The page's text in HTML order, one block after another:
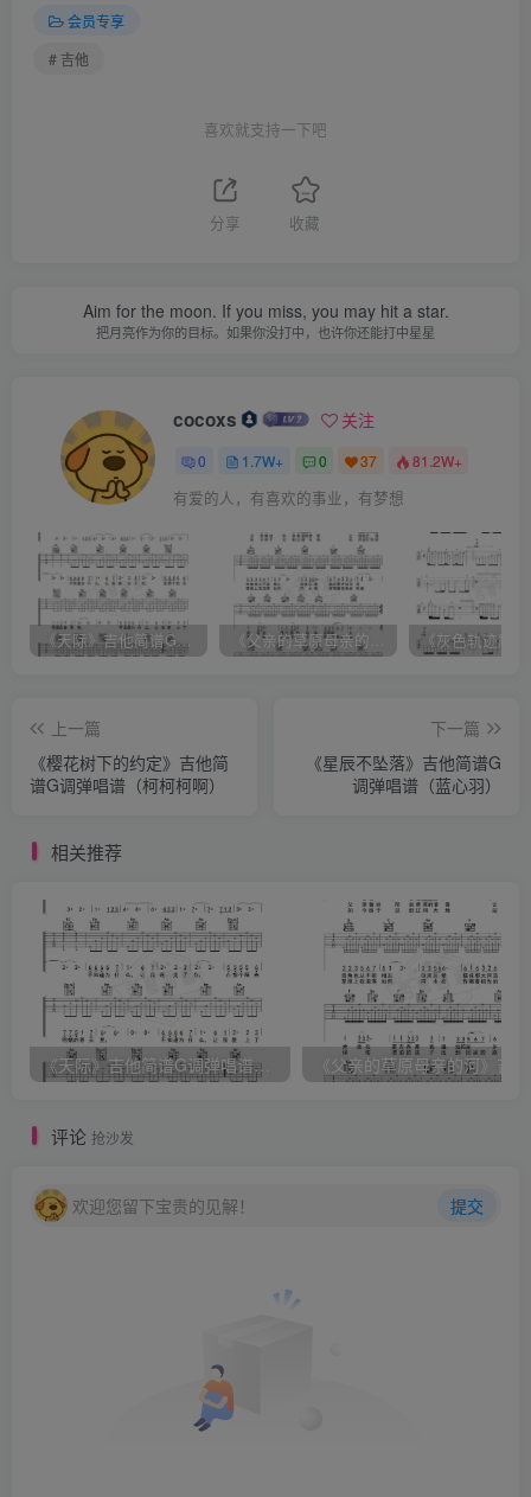
会员专享
# 吉他
喜欢就支持一下吧
分享 收藏
Aim for the moon. If you miss, you may hit a star.
把月亮作为你的目标。如果你没打中，也许你还能打中星星
cocoxs 关注
0 1.7W+ 0 37 81.2W+
有爱的人，有喜欢的事业，有梦想
上一篇
《樱花树下的约定》吉他简
谱G调弹唱谱（柯柯柯啊）
下一篇
《星辰不坠落》吉他简谱G
调弹唱谱（蓝心羽）
相关推荐
《天际》吉他简谱G调弹唱谱（姜玉阳）
评论 抢沙发
欢迎您留下宝贵的见解！ 提交